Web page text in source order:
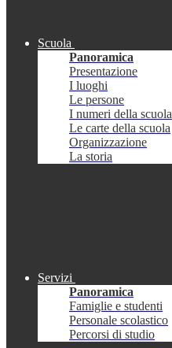
Scuola
Panoramica
Presentazione
I luoghi
Le persone
I numeri della scuola
Le carte della scuola
Organizzazione
La storia
Servizi
Panoramica
Famiglie e studenti
Personale scolastico
Percorsi di studio